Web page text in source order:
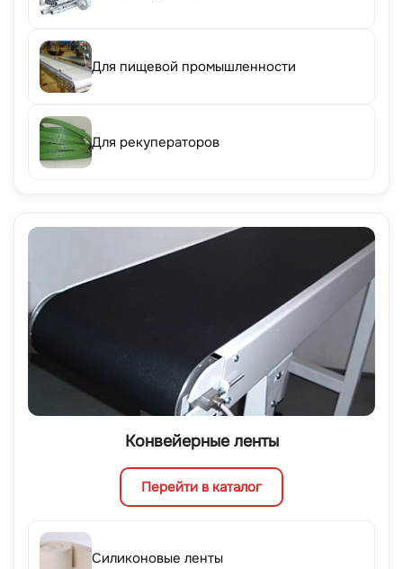
Для пищевой промышленности
Для рекуператоров
Конвейерные ленты
Перейти в каталог
Силиконовые ленты